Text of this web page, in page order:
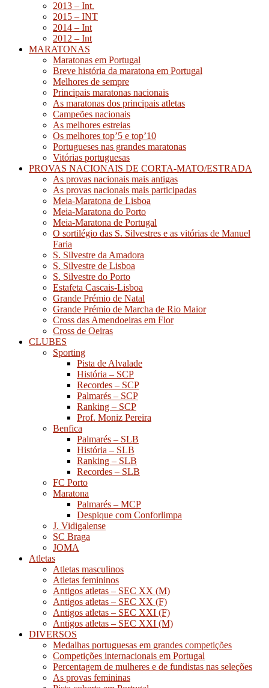
2013 – Int.
2015 – INT
2014 – Int
2012 – Int
MARATONAS
Maratonas em Portugal
Breve história da maratona em Portugal
Melhores de sempre
Principais maratonas nacionais
As maratonas dos principais atletas
Campeões nacionais
As melhores estreias
Os melhores top’5 e top’10
Portugueses nas grandes maratonas
Vitórias portuguesas
PROVAS NACIONAIS DE CORTA-MATO/ESTRADA
As provas nacionais mais antigas
As provas nacionais mais participadas
Meia-Maratona de Lisboa
Meia-Maratona do Porto
Meia-Maratona de Portugal
O sortilégio das S. Silvestres e as vitórias de Manuel
Faria
S. Silvestre da Amadora
S. Silvestre de Lisboa
S. Silvestre do Porto
Estafeta Cascais-Lisboa
Grande Prémio de Natal
Grande Prémio de Marcha de Rio Maior
Cross das Amendoeiras em Flor
Cross de Oeiras
CLUBES
Sporting
Pista de Alvalade
História – SCP
Recordes – SCP
Palmarés – SCP
Ranking – SCP
Prof. Moniz Pereira
Benfica
Palmarés – SLB
História – SLB
Ranking – SLB
Recordes – SLB
FC Porto
Maratona
Palmarés – MCP
Despique com Conforlimpa
J. Vidigalense
SC Braga
JOMA
Atletas
Atletas masculinos
Atletas femininos
Antigos atletas – SEC XX (M)
Antigos atletas – SEC XX (F)
Antigos atletas – SEC XXI (F)
Antigos atletas – SEC XXI (M)
DIVERSOS
Medalhas portuguesas em grandes competições
Competições internacionais em Portugal
Percentagem de mulheres e de fundistas nas seleções
As provas femininas